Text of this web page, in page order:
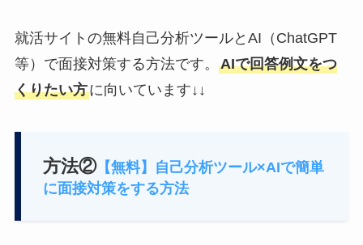
就活サイトの無料自己分析ツールとAI（ChatGPT
等）で面接対策する方法です。 AIで回答例文をつ
くりたい方に向いています↓↓
方法②【無料】自己分析ツール×AIで簡単
に面接対策をする方法